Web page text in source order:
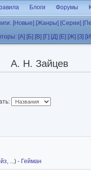
Блоги Форумы
[Новые] [Жанры] [Серии]
[А] [Б] [В] [Г] [Д] [Е] [Ж] [З]
А. Н. Зайцев
, ...) - Гейман